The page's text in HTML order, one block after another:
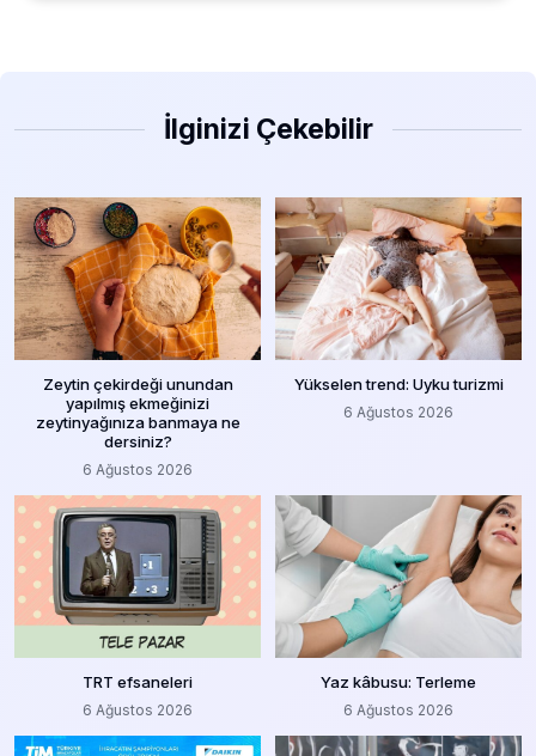
İlginizi Çekebilir
Zeytin çekirdeği unundan
yapılmış ekmeğinizi
zeytinyağınıza banmaya ne
dersiniz?
6 Ağustos 2026
Yükselen trend: Uyku turizmi
6 Ağustos 2026
TRT efsaneleri
6 Ağustos 2026
Yaz kâbusu: Terleme
6 Ağustos 2026